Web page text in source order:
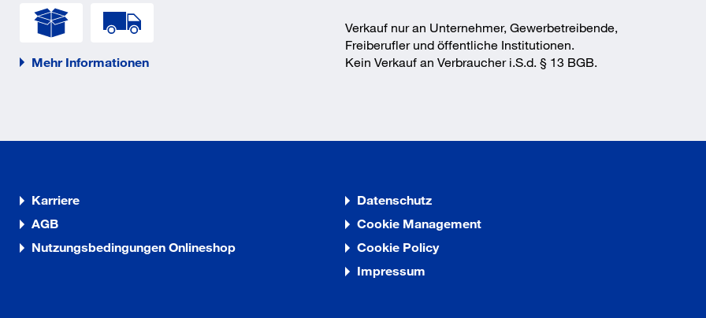
Mehr Informationen
Verkauf nur an Unternehmer, Gewerbetreibende,
Freiberufler und öffentliche Institutionen.
Kein Verkauf an Verbraucher i.S.d. § 13 BGB.
Karriere
AGB
Nutzungsbedingungen Onlineshop
Datenschutz
Cookie Management
Cookie Policy
Impressum